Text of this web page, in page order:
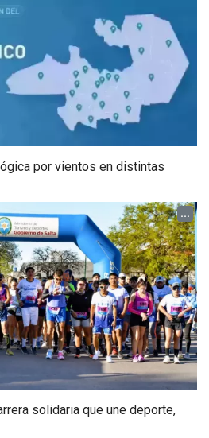
por vientos en distintas
...
solidaria que une deporte,